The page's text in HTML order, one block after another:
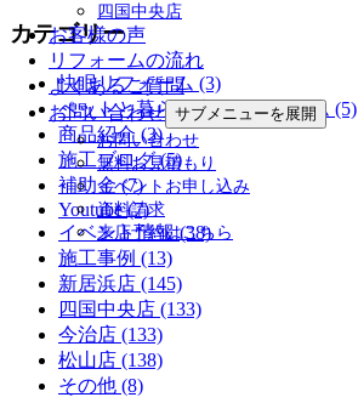
四国中央店
お客様の声
リフォームの流れ
よくあるご質問
お問い合わせ サブメニューを展開
お問い合わせ
無料お見積もり
イベントお申し込み
資料請求
来店予約はこちら
カテゴリー
快眠リフォーム (3)
ペットと暮らす幸せリフォーム (5)
商品紹介 (3)
施工ブログ (5)
補助金 (7)
Youtube (7)
イベント情報 (38)
施工事例 (13)
新居浜店 (145)
四国中央店 (133)
今治店 (133)
松山店 (138)
その他 (8)